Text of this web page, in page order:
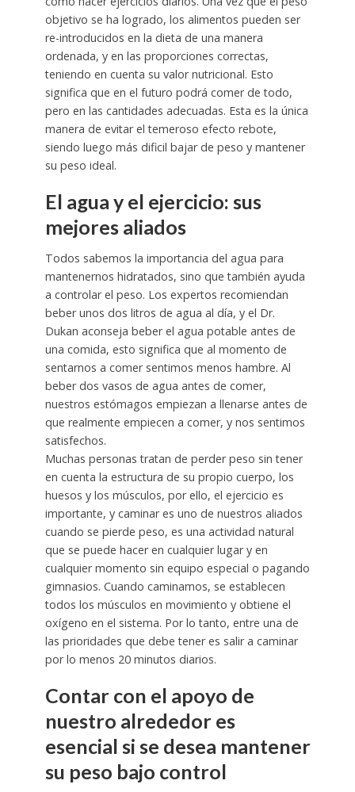
objetivo se ha logrado, los alimentos pueden ser
re-introducidos en la dieta de una manera
ordenada, y en las proporciones correctas,
teniendo en cuenta su valor nutricional. Esto
significa que en el futuro podrá comer de todo,
pero en las cantidades adecuadas. Esta es la única
manera de evitar el temeroso efecto rebote,
siendo luego más dificil bajar de peso y mantener
su peso ideal.
El agua y el ejercicio: sus
mejores aliados
Todos sabemos la importancia del agua para
mantenernos hidratados, sino que también ayuda
a controlar el peso. Los expertos recomiendan
beber unos dos litros de agua al día, y el Dr.
Dukan aconseja beber el agua potable antes de
una comida, esto significa que al momento de
sentarnos a comer sentimos menos hambre. Al
beber dos vasos de agua antes de comer,
nuestros estómagos empiezan a llenarse antes de
que realmente empiecen a comer, y nos sentimos
satisfechos.
Muchas personas tratan de perder peso sin tener
en cuenta la estructura de su propio cuerpo, los
huesos y los músculos, por ello, el ejercicio es
importante, y caminar es uno de nuestros aliados
cuando se pierde peso, es una actividad natural
que se puede hacer en cualquier lugar y en
cualquier momento sin equipo especial o pagando
gimnasios. Cuando caminamos, se establecen
todos los músculos en movimiento y obtiene el
oxígeno en el sistema. Por lo tanto, entre una de
las prioridades que debe tener es salir a caminar
por lo menos 20 minutos diarios.
Contar con el apoyo de
nuestro alrededor es
esencial si se desea mantener
su peso bajo control